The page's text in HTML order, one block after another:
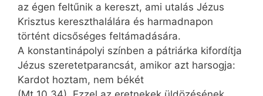
az égen feltűnik a kereszt, ami utalás Jézus
Krisztus kereszthalálára és harmadnapon
történt dicsőséges feltámadására.
A konstantinápolyi színben a pátriárka kifordítja
Jézus szeretetparancsát, amikor azt harsogja:
Kardot hoztam, nem békét